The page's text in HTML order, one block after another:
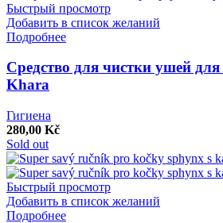
Быстрый просмотр
Добавить в список желаний
Подробнее
Средство для чистки ушей
Khara
Гигиена
280,00 Kč
Sold out
Быстрый просмотр
Добавить в список желаний
Подробнее